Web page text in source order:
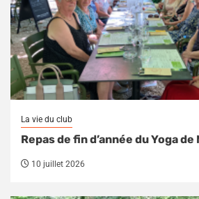
La vie du club
Repas de fin d’année du Yoga
10 juillet 2026